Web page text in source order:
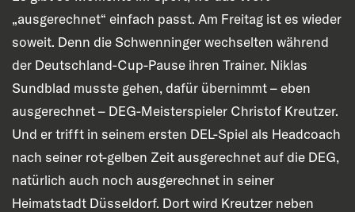
„ausgerechnet“ einfach passt. Am Freitag ist es wieder
soweit. Denn die Schwenninger wechselten während
der Deutschland-Cup-Pause ihren Trainer. Niklas
Sundblad musste gehen, dafür übernimmt – eben
ausgerechnet – DEG-Meisterspieler Christof Kreutzer.
Und er trifft in seinem ersten DEL-Spiel als Headcoach
nach seiner rot-gelben Zeit ausgerechnet auf die DEG,
natürlich auch noch ausgerechnet in seiner
Heimatstadt Düsseldorf. Dort wird Kreutzer neben